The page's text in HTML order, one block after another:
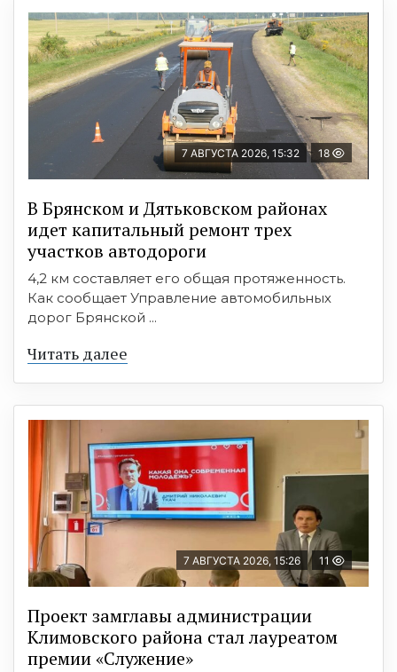
7 АВГУСТА 2026, 15:32 18
В Брянском и Дятьковском районах
идет капитальный ремонт трех
участков автодороги
4,2 км составляет его общая протяженность.
Как сообщает Управление автомобильных
дорог Брянской ...
Читать далее
7 АВГУСТА 2026, 15:26 11
Проект замглавы администрации
Климовского района стал лауреатом
премии «Служение»